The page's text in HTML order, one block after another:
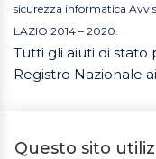
sicurezza informatica
LAZIO 2014 – 2020.
Tutti gli aiuti di
Registro Nazionale
Questo sito